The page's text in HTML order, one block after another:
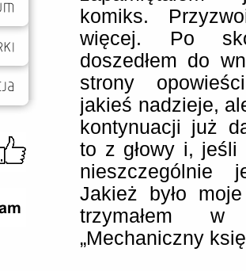
komiks.
więcej. Po
doszedłem do
strony
jakieś nadzieje,
kontynuacji już
to z głowy i, jeśli
nieszczególnie
Jakież było
trzymałem
„Mechaniczny